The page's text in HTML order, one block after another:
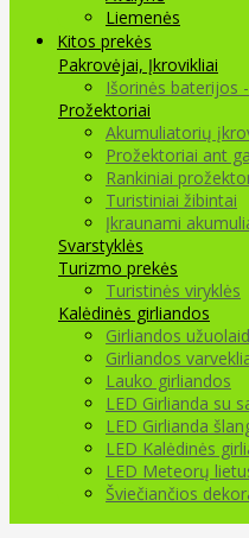
Liemenės
Kitos prekės
Pakrovėjai, Įkrovikliai
Išorinės baterijos
Prožektoriai
Akumuliatorių
Prožektoriai ant
Rankiniai
Turistiniai žibintai
Įkraunami
Svarstyklės
Turizmo prekės
Turistinės viryklės
Kalėdinės girliandos
Girliandos
Girliandos
Lauko girliandos
LED Girlianda su
LED Girlianda
LED Kalėdinės
LED Meteorų
Šviečiančios